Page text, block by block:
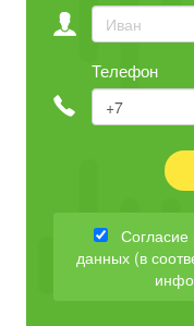
Телефон
Согласие
данных (в